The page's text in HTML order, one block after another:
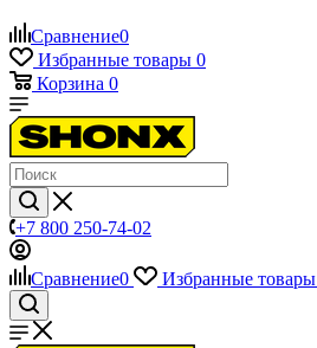
Сравнение0
Избранные товары 0
Корзина 0
+7 800 250-74-02
Сравнение0 Избранные товары